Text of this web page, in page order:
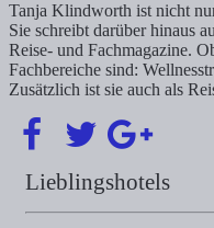
Tanja Klindworth ist nicht
Sie schreibt darüber hinaus
Reise- und Fachmagazine.
Fachbereiche sind:
Zusätzlich ist sie auch als
Lieblingshotels